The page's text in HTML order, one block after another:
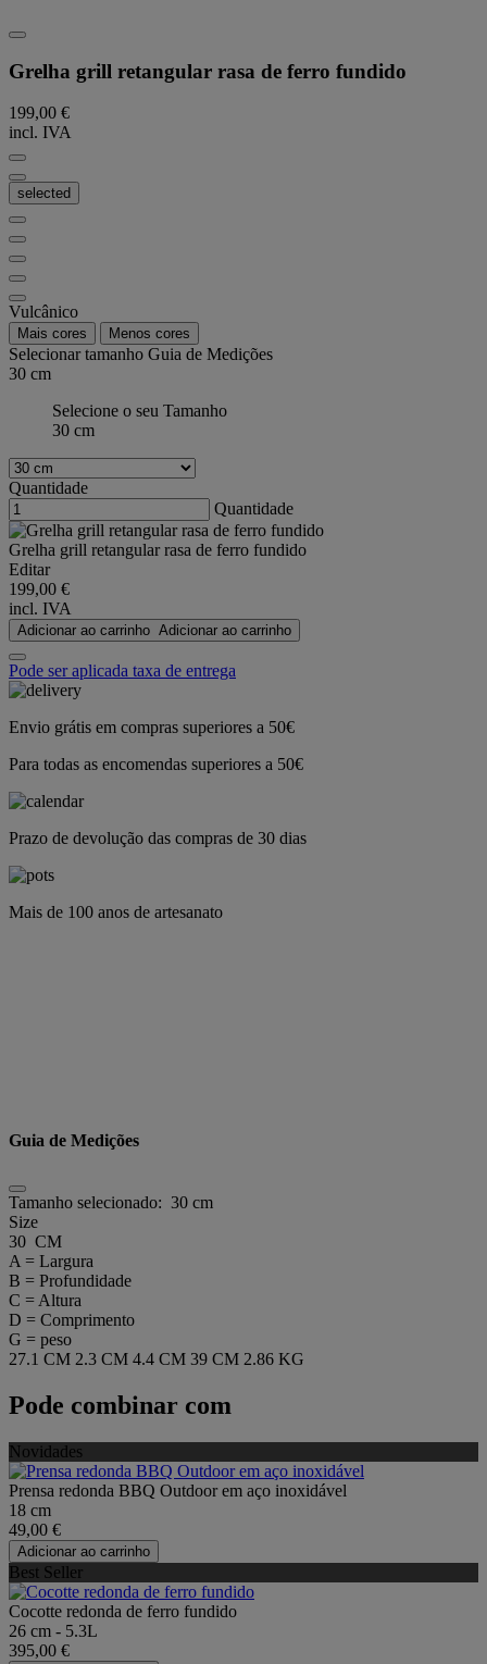
Grelha grill retangular rasa de ferro fundido
199,00 €
incl. IVA
selected
Vulcânico
Mais cores Menos cores
Selecionar tamanho Guia de Medições
30 cm
Selecione o seu Tamanho
30 cm
Quantidade
Quantidade
Grelha grill retangular rasa de ferro fundido
Editar
199,00 €
incl. IVA
Adicionar ao carrinho Adicionar ao carrinho
Pode ser aplicada taxa de entrega
Envio grátis em compras superiores a 50€
Para todas as encomendas superiores a 50€
Prazo de devolução das compras de 30 dias
Mais de 100 anos de artesanato
Guia de Medições
Tamanho selecionado: 30 cm
Size
30 CM
A = Largura
B = Profundidade
C = Altura
D = Comprimento
G = peso
27.1 CM 2.3 CM 4.4 CM 39 CM 2.86 KG
Pode combinar com
Novidades
Prensa redonda BBQ Outdoor em aço inoxidável
18 cm
49,00 €
Adicionar ao carrinho
Best Seller
Cocotte redonda de ferro fundido
26 cm - 5.3L
395,00 €